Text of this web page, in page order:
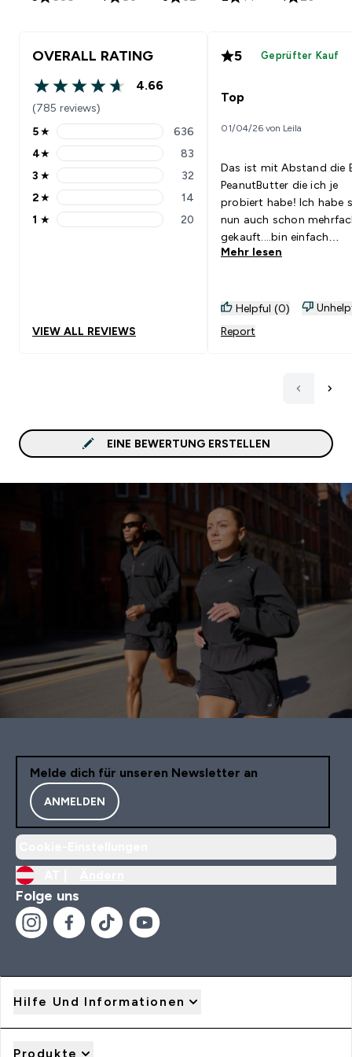
OVERALL RATING
4.66 out of 5 stars
4.66
(785 reviews)
5 stars rating 636 reviews
5★ 636
4 stars rating 83 reviews
4★ 83
3 stars rating 32 reviews
3 ★ 32
2 stars rating 14 reviews
2★ 14
1 stars rating 20 reviews
1 ★ 20
VIEW ALL REVIEWS
5 Geprüfter Kauf
Top
01/04/26 von Leila
Das ist mit Abstand die
PeanutButter die ich je
probiert habe! Ich habe
nun auch schon
gekauft....bin einfach
begeistert. TOP! 1A
Mehr lesen
Helpful (0)
Report
EINE BEWERTUNG ERSTELLEN
Melde dich für unseren Newsletter an
ANMELDEN
Folge uns
Hilfe Und Informationen
Produkte